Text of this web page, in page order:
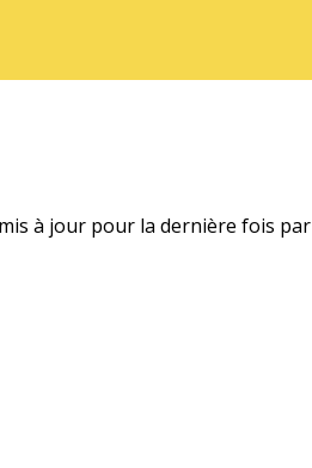
à jour pour la dernière fois par